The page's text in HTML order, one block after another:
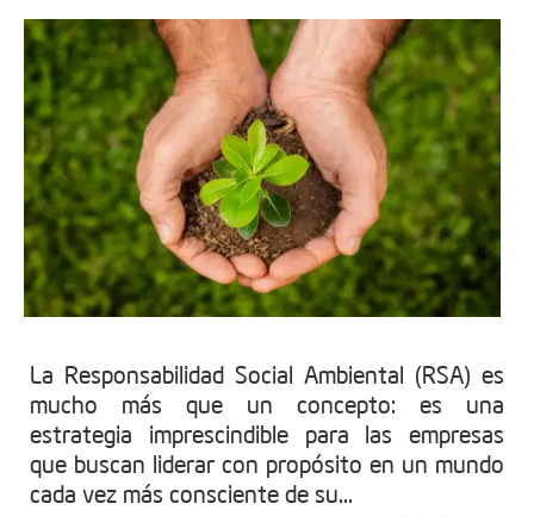
La Responsabilidad Social Ambiental (RSA) es
mucho más que un concepto: es una
estrategia imprescindible para las empresas
que buscan liderar con propósito en un mundo
cada vez más consciente de su...